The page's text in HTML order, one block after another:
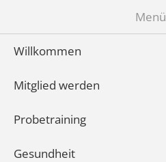
Menü
Willkommen
Mitglied werden
Probetraining
Gesundheit